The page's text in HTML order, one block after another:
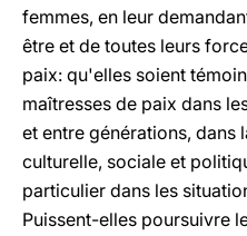
femmes, en leur
être et de toutes leurs
paix: qu'elles soient
maîtresses de paix dans
et entre générations, dans
culturelle, sociale et
particulier dans les
Puissent-elles poursuivre